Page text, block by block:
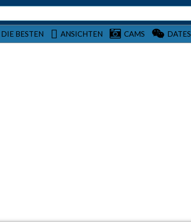
DIE BESTEN ANSICHTEN CAMS DATES